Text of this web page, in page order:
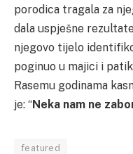
porodica tragala za
dala uspješne
njegovo tijelo
poginuo u majici i
Rasemu godinama
je: “Neka nam ne
featured